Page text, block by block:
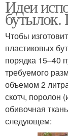
Идеи
Чтобы
пластиковых
порядка 15–40
требуемого
объемом 2
скотч, поролон
обивочная
следующем: